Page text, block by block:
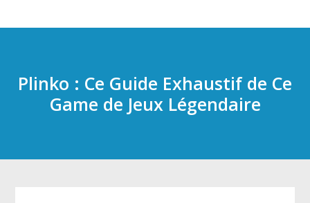
Plinko : Ce Guide Exhaustif de Ce
Game de Jeux Légendaire